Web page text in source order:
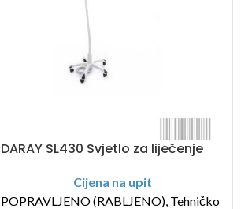
DARAY SL430 Svjetlo za liječenje
Cijena na upit
POPRAVLJENO (RABLJENO), Tehničko